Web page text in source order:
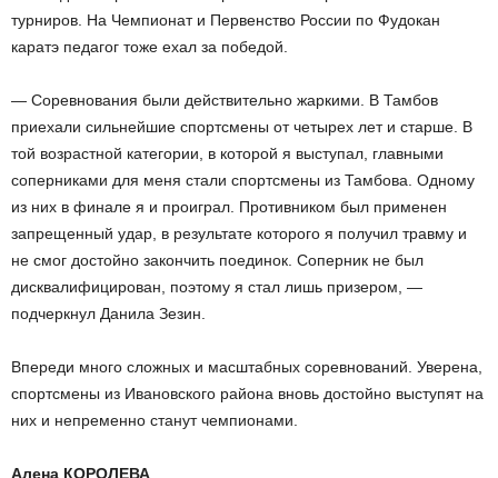
турниров. На Чемпионат и Первенство России по Фудокан
каратэ педагог тоже ехал за победой.
— Соревнования были действительно жаркими. В Тамбов
приехали сильнейшие спортсмены от четырех лет и старше. В
той возрастной категории, в которой я выступал, главными
соперниками для меня стали спортсмены из Тамбова. Одному
из них в финале я и проиграл. Противником был применен
запрещенный удар, в результате которого я получил травму и
не смог достойно закончить поединок. Соперник не был
дисквалифицирован, поэтому я стал лишь призером, —
подчеркнул Данила Зезин.
Впереди много сложных и масштабных соревнований. Уверена,
спортсмены из Ивановского района вновь достойно выступят на
них и непременно станут чемпионами.
Алена КОРОЛЕВА